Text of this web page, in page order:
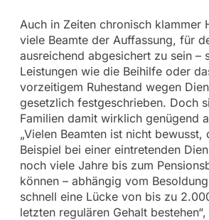
Auch in Zeiten chronisch klammer
viele Beamte der Auffassung, für
ausreichend abgesichert zu sein –
Leistungen wie die Beihilfe oder
vorzeitigem Ruhestand wegen
gesetzlich festgeschrieben. Doch
Familien damit wirklich genügend
„Vielen Beamten ist nicht bewusst,
Beispiel bei einer eintretenden
noch viele Jahre bis zum
können – abhängig vom
schnell eine Lücke von bis zu
letzten regulären Gehalt